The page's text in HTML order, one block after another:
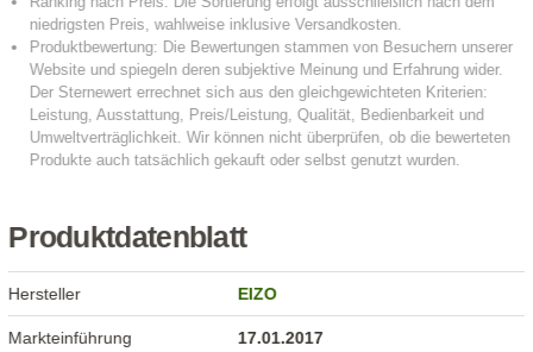
Produktdatenblatt
Hersteller EIZO
Markteinführung 17.01.2017